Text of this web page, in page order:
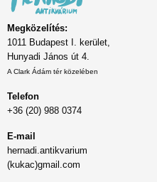
Megközelítés:
1011 Budapest I. kerület,
Hunyadi János út 4.
A Clark Ádám tér közelében
Telefon
+36 (20) 988 0374
E-mail
hernadi.antikvarium
(kukac)gmail.com